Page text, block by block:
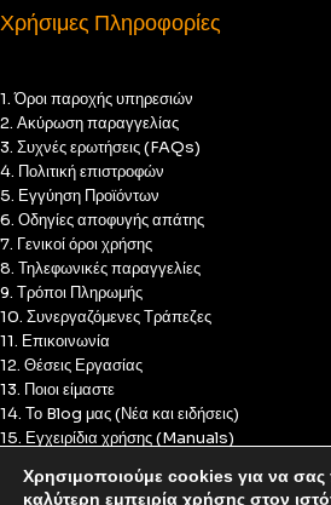
Χρήσιμες Πληροφορίες
1. Όροι παροχής υπηρεσιών
2. Ακύρωση παραγγελίας
3. Συχνές ερωτήσεις (FAQs)
4. Πολιτική επιστροφών
5. Εγγύηση Προϊόντων
6. Οδηγίες αποφυγής απάτης
7. Γενικοί όροι χρήσης
8. Τηλεφωνικές παραγγελίες
9. Τρόποι Πληρωμής
10. Συνεργαζόμενες Τράπεζες
11. Επικοινωνία
12. Θέσεις Εργασίας
13. Ποιοι είμαστε
14. Το Blog μας (Νέα και ειδήσεις)
15. Εγχειρίδια χρήσης (Manuals)
17. Πολιτική Cookies
Χρησιμοποιούμε cookies για να
καλύτερη εμπειρία χρήσης στον